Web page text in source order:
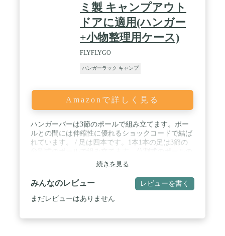
ミ製 キャンプアウト
ドアに適用(ハンガー
+小物整理用ケース)
FLYFLYGO
ハンガーラック キャンプ
Amazonで詳しく見る
ハンガーバーは3節のポールで組み立てます。ポー
ルとの間には伸縮性に優れるショックコードで結ば
れています。 / 足は四本です。1本1本の足は3節の
おかげで状況に合わせて適度な高さを調整てきま
す。プラスチックのフックも5個付いております。 /
ハンガーのみの重量が約700gです。収納はとてもコ
ンパクトなのです。組み立ても分解も簡単です。安
定性を高めるため、重いものを両端に掛け、軽いも
続きを見る
みんなのレビュー レビューを書く
まだレビューはありません